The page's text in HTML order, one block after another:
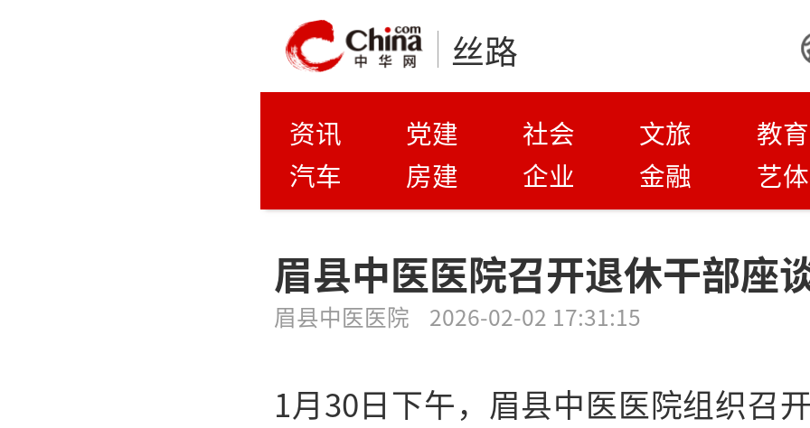
丝路
资讯 党建 社会 文旅
教育
汽车
房建 企业 金融 艺体
眉县中医医院召开退休干部座
眉县中医医院 2026-02-02 17:31:15
1月30日下午，眉县中医医院组织召